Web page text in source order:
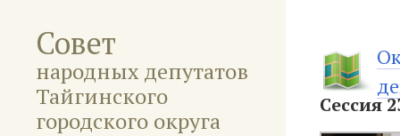
Совет
народных депутатов
Тайгинского
городского округа
Сессия